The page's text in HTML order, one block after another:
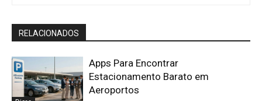
RELACIONADOS
Apps Para Encontrar
Estacionamento Barato em
Aeroportos